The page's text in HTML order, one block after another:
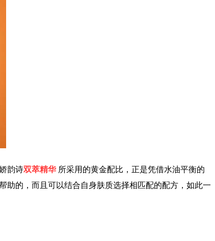
韵诗双萃精华所采用的黄金配比，正是凭借水油平衡的
助的，而且可以结合自身肤质选择相匹配的配方，如此一